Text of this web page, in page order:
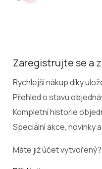
Zaregistrujte se a
Rychlejší nákup díky
Přehled o stavu
Kompletní historie
Speciální akce, novinky
Máte již účet